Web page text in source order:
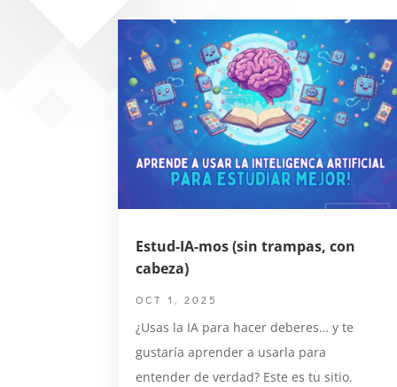
Estud-IA-mos (sin trampas, con
cabeza)
OCT 1, 2025
¿Usas la IA para hacer deberes… y te
gustaría aprender a usarla para
entender de verdad? Este es tu sitio.